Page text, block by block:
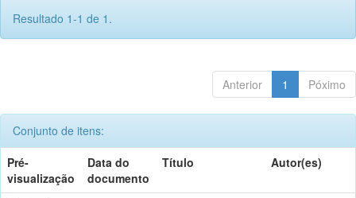
Resultado 1-1 de 1.
Anterior 1 Póximo
Conjunto de itens:
Pré-
visualização
Data do
documento
Título Autor(es)